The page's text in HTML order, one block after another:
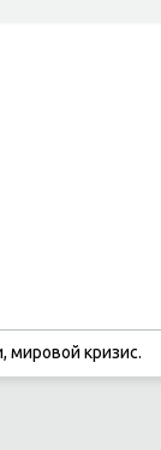
мировой кризис.